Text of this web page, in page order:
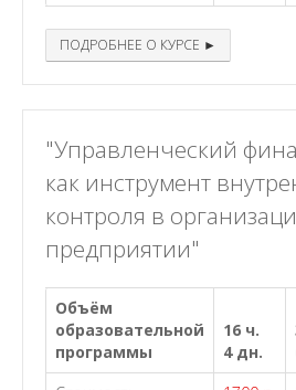
ПОДРОБНЕЕ О КУРСЕ ►
"Управленческий
как инструмент
контроля в
предприятии"
Объём
образовательной
программы
16 ч.
4 дн.